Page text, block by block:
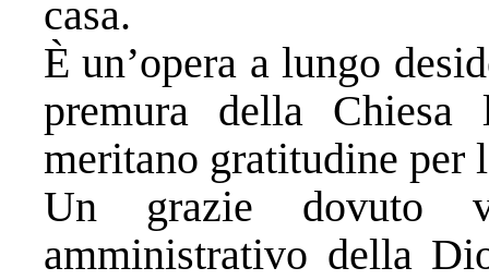
casa.
È un’opera a lungo
premura della
meritano gratitudine per
Un grazie dovuto
amministrativo della